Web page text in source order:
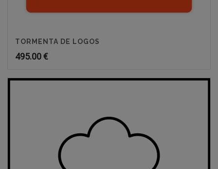
TORMENTA DE LOGOS
495.00€